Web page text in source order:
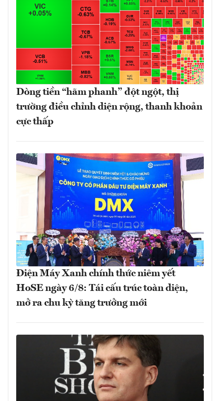
Dòng tiền “hãm phanh” đột ngột, thị
trường điều chỉnh diện rộng, thanh khoản
cực thấp
Điện Máy Xanh chính thức niêm yết
HoSE ngày 6/8: Tái cấu trúc toàn diện,
mở ra chu kỳ tăng trưởng mới